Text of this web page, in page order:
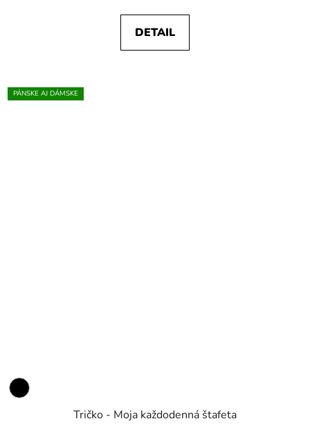
DETAIL
PÁNSKE AJ DÁMSKE
Tričko - Moja každodenná štafeta